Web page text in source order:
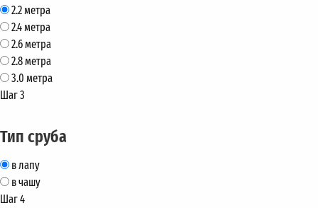
2.2 метра
2.4 метра
2.6 метра
2.8 метра
3.0 метра
Шаг 3
Тип сруба
в лапу
в чашу
Шаг 4